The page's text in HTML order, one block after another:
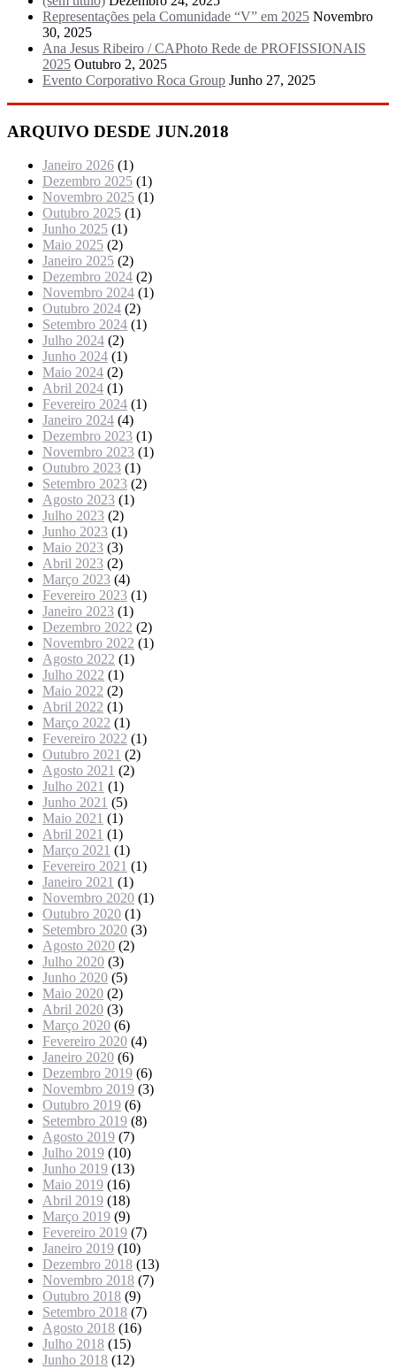
Representações pela Comunidade “V” em 2025 Novembro
30, 2025
Ana Jesus Ribeiro / CAPhoto Rede de PROFISSIONAIS
2025 Outubro 2, 2025
Evento Corporativo Roca Group Junho 27, 2025
ARQUIVO DESDE JUN.2018
Janeiro 2026 (1)
Dezembro 2025 (1)
Novembro 2025 (1)
Outubro 2025 (1)
Junho 2025 (1)
Maio 2025 (2)
Janeiro 2025 (2)
Dezembro 2024 (2)
Novembro 2024 (1)
Outubro 2024 (2)
Setembro 2024 (1)
Julho 2024 (2)
Junho 2024 (1)
Maio 2024 (2)
Abril 2024 (1)
Fevereiro 2024 (1)
Janeiro 2024 (4)
Dezembro 2023 (1)
Novembro 2023 (1)
Outubro 2023 (1)
Setembro 2023 (2)
Agosto 2023 (1)
Julho 2023 (2)
Junho 2023 (1)
Maio 2023 (3)
Abril 2023 (2)
Março 2023 (4)
Fevereiro 2023 (1)
Janeiro 2023 (1)
Dezembro 2022 (2)
Novembro 2022 (1)
Agosto 2022 (1)
Julho 2022 (1)
Maio 2022 (2)
Abril 2022 (1)
Março 2022 (1)
Fevereiro 2022 (1)
Outubro 2021 (2)
Agosto 2021 (2)
Julho 2021 (1)
Junho 2021 (5)
Maio 2021 (1)
Abril 2021 (1)
Março 2021 (1)
Fevereiro 2021 (1)
Janeiro 2021 (1)
Novembro 2020 (1)
Outubro 2020 (1)
Setembro 2020 (3)
Agosto 2020 (2)
Julho 2020 (3)
Junho 2020 (5)
Maio 2020 (2)
Abril 2020 (3)
Março 2020 (6)
Fevereiro 2020 (4)
Janeiro 2020 (6)
Dezembro 2019 (6)
Novembro 2019 (3)
Outubro 2019 (6)
Setembro 2019 (8)
Agosto 2019 (7)
Julho 2019 (10)
Junho 2019 (13)
Maio 2019 (16)
Abril 2019 (18)
Março 2019 (9)
Fevereiro 2019 (7)
Janeiro 2019 (10)
Dezembro 2018 (13)
Novembro 2018 (7)
Outubro 2018 (9)
Setembro 2018 (7)
Agosto 2018 (16)
Julho 2018 (15)
Junho 2018 (12)